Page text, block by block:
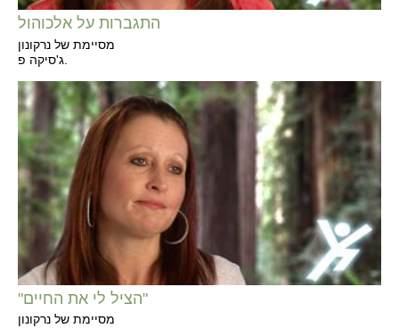
התגברות על אלכוהול
מסיימת של נרקונון
"הציל לי את החיים"
מסיימת של נרקונון